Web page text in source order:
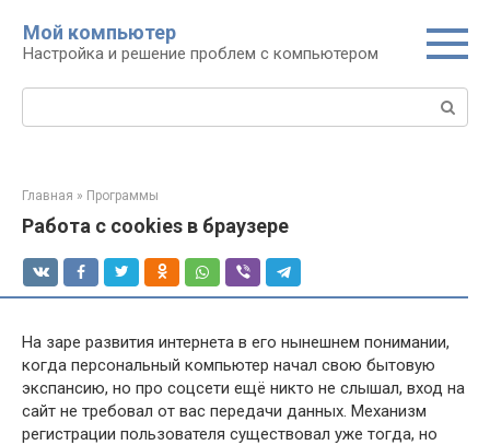
контенту
Мой компьютер
Настройка и решение проблем с компьютером
Поиск:
Главная » Программы
Работа с cookies в браузере
На заре развития интернета в его нынешнем понимании,
когда персональный компьютер начал свою бытовую
экспансию, но про соцсети ещё никто не слышал, вход на
сайт не требовал от вас передачи данных. Механизм
регистрации пользователя существовал уже тогда, но